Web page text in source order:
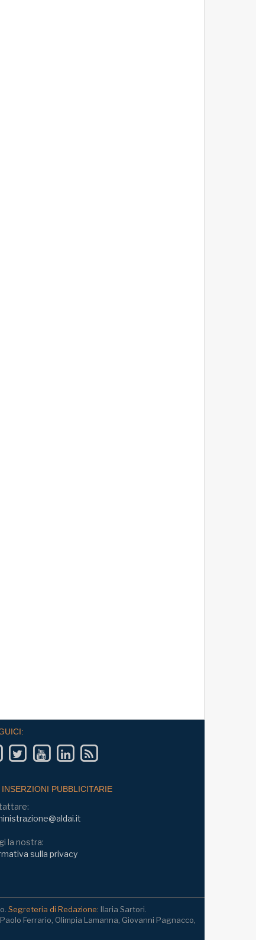
INSERZIONI PUBBLICITARIE
la nostra:
sulla privacy
Segreteria di Redazione: Ilaria Sartori.
Ferrario, Olimpia Lamanna, Giovanni Pagnacco,